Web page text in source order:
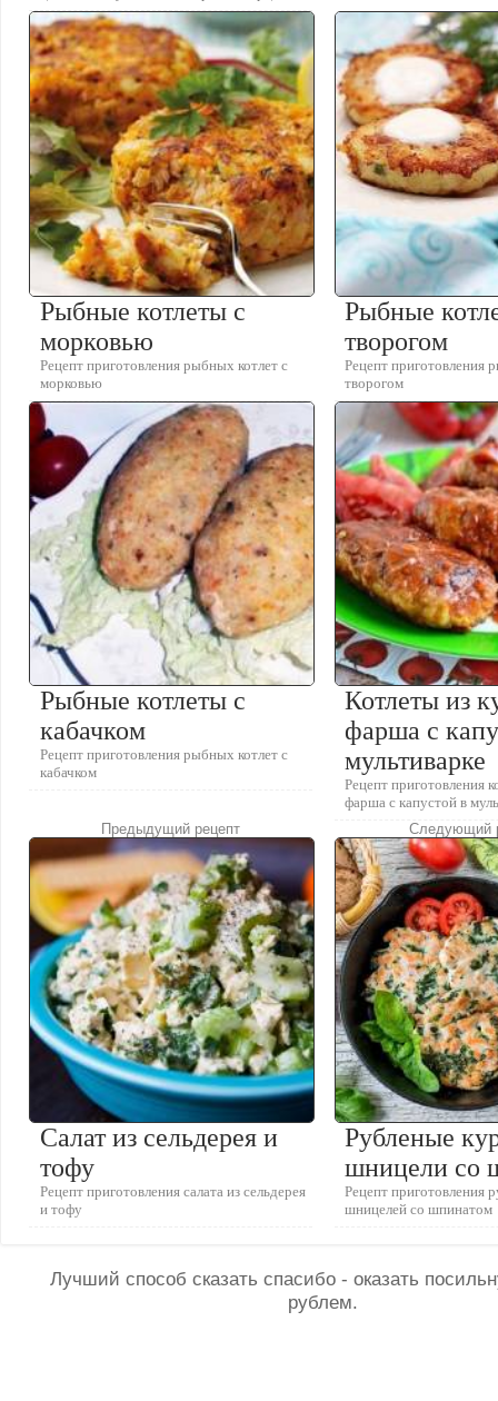
Рыбные котлеты с
морковью
Рецепт приготовления рыбных котлет с
морковью
Рыбные
творогом
Рецепт приготовления
творогом
Рыбные котлеты с
кабачком
Рецепт приготовления рыбных котлет с
кабачком
Котлеты из
фарша с
мультиварке
Рецепт приготовления
фарша с капустой в
Предыдущий рецепт
Салат из сельдерея и
тофу
Рецепт приготовления салата из сельдерея
и тофу
Следующий
Рубленые
шницели со
Рецепт приготовления
шницелей со шпинатом
Лучший способ сказать спасибо - оказать
рублем.